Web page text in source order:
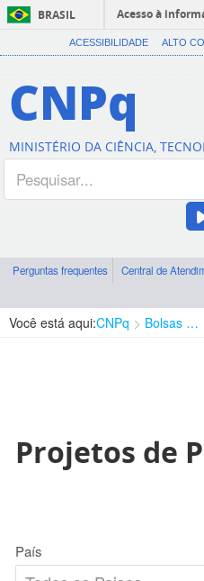
BRASIL
Acesso à
ACESSIBILIDADE ALTO
CNPq
MINISTÉRIO DA CIÊNCIA,
Perguntas frequentes Central de
Você está aqui:CNPq Bolsas e Auxílios Vigentes
Projetos de
País